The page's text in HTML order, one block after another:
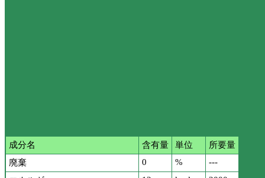
成分名 含有量 単位
所要量
廃棄
0 %
---